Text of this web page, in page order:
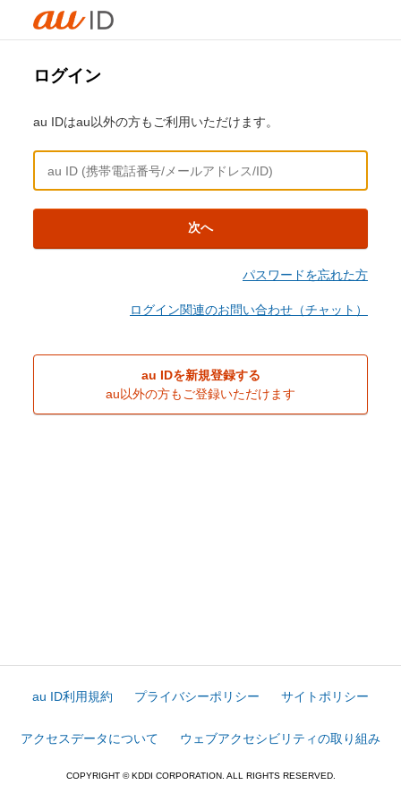
ログイン
au IDはau以外の方もご利用いただけます。
次へ
パスワードを忘れた方
ログイン関連のお問い合わせ（チャット）
au IDを新規登録する
au以外の方もご登録いただけます
au ID利用規約 プライバシーポリシー サイトポリシー
アクセスデータについて ウェブアクセシビリティの取り組み
COPYRIGHT © KDDI CORPORATION. ALL RIGHTS RESERVED.